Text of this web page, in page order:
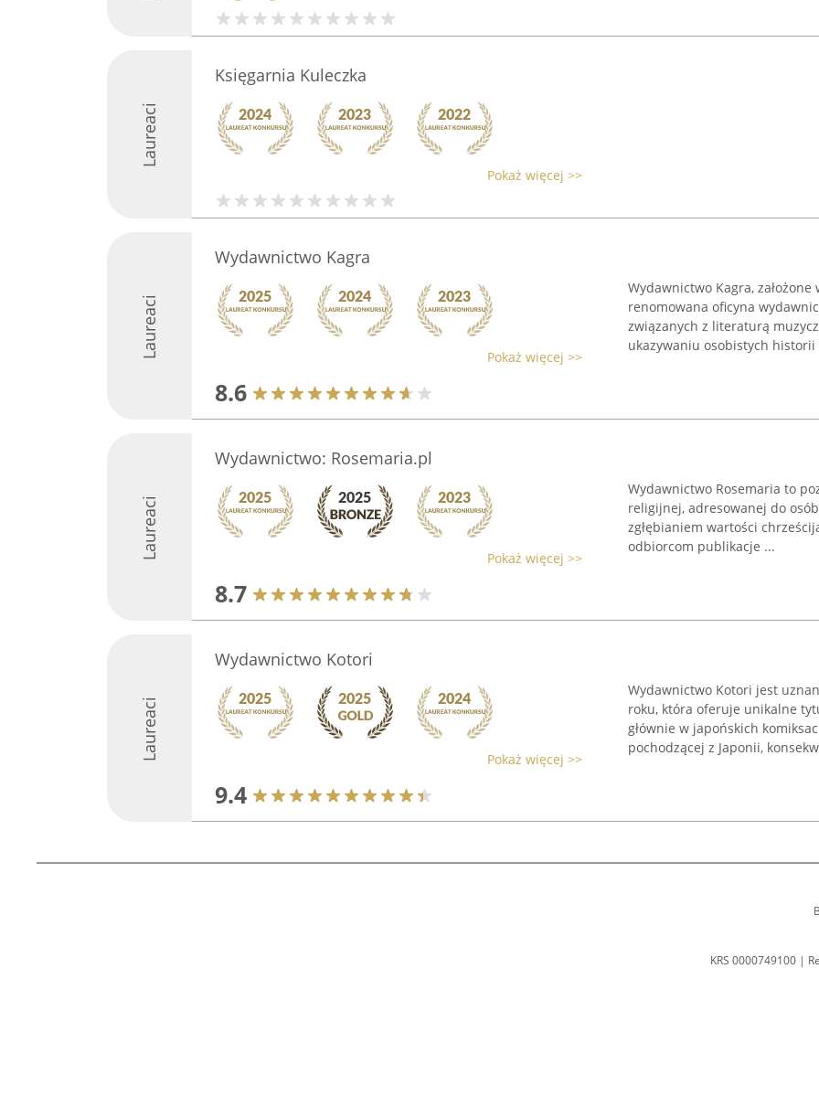
Laureaci
Księgarnia Kuleczka
Pokaż więcej >>
Laureaci
Wydawnictwo Kagra
Pokaż więcej >>
8.6
Wydawnictwo Kagra,
renomowana oficyna
związanych z literaturą
ukazywaniu osobistych historii
Laureaci
Wydawnictwo: Rosemaria.pl
Pokaż więcej >>
8.7
Wydawnictwo Rosemaria to
religijnej, adresowanej do
zgłębianiem wartości
odbiorcom publikacje ...
Laureaci
Wydawnictwo Kotori
Pokaż więcej >>
9.4
Wydawnictwo Kotori jest
roku, która oferuje unikalne
głównie w japońskich
pochodzącej z Japonii,
KRS 0000749100 |